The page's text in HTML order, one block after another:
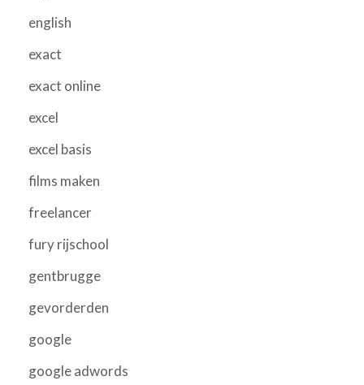
english
exact
exact online
excel
excel basis
films maken
freelancer
fury rijschool
gentbrugge
gevorderden
google
google adwords